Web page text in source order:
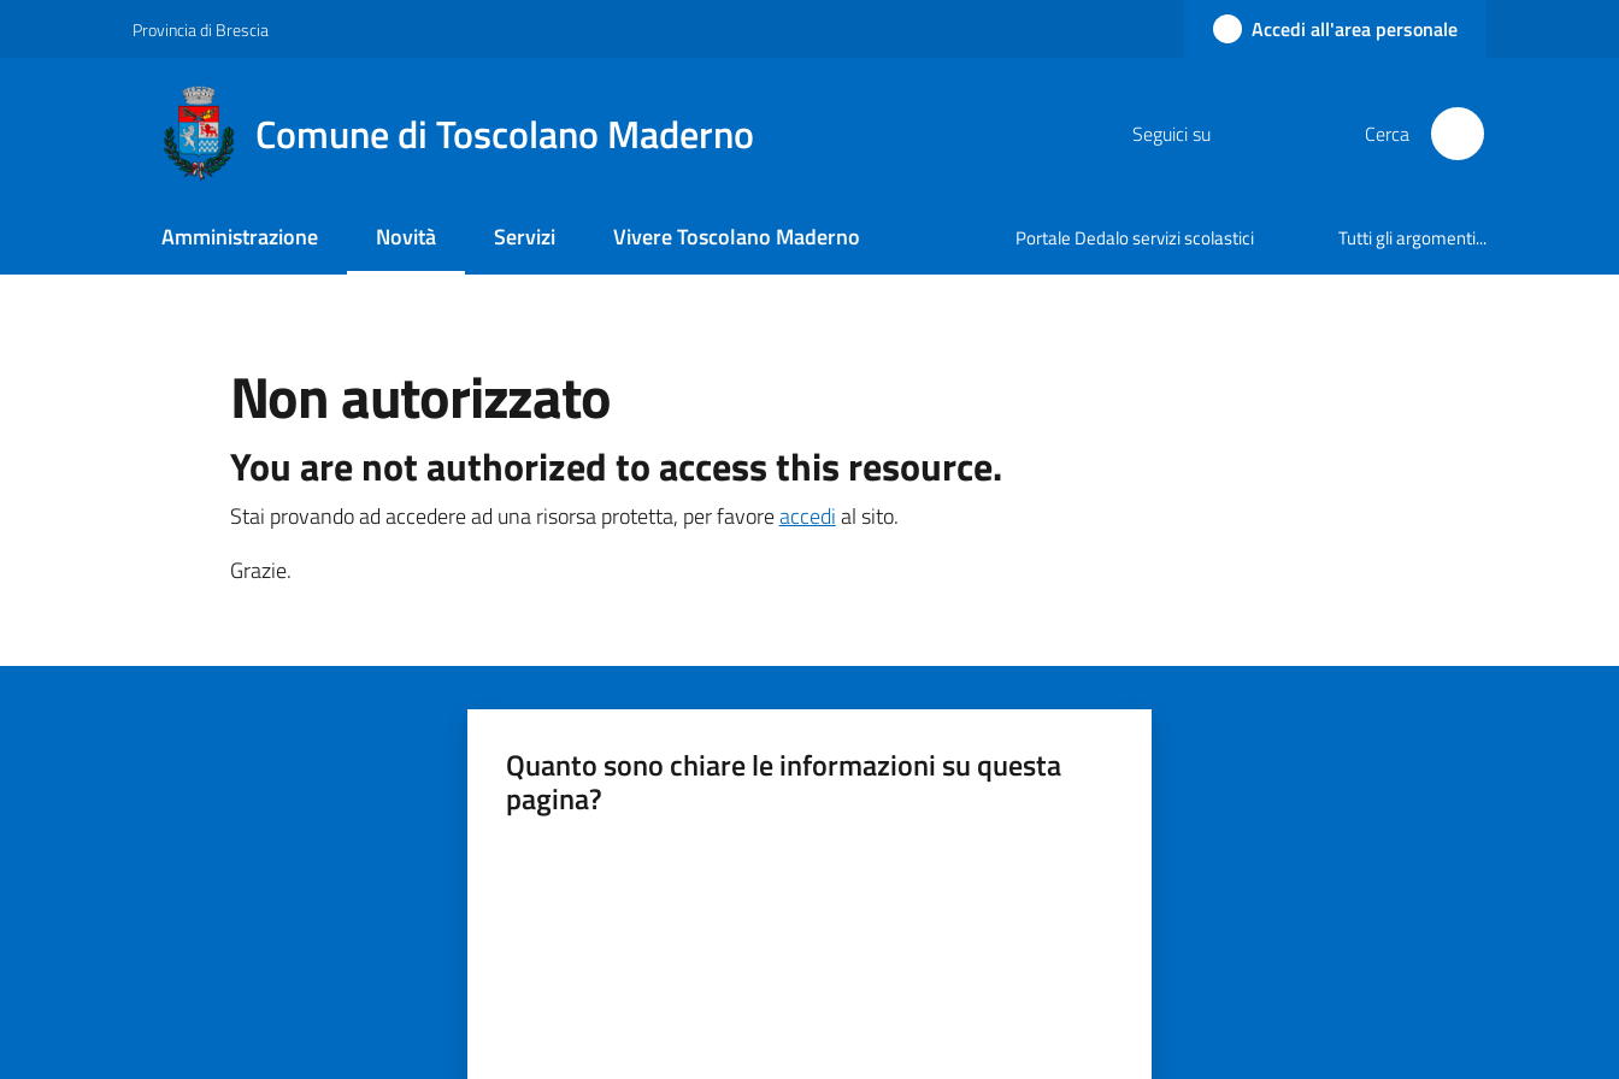
Provincia di Brescia Accedi all'area personale
Comune di Toscolano Maderno Seguici su Cerca
Amministrazione Novità
Menu selezionato
Servizi Vivere Toscolano Maderno Portale Dedalo servizi scolastici Tutti gli argomenti...
Non autorizzato
You are not authorized to access this resource.
Stai provando ad accedere ad una risorsa protetta, per favoreaccedial sito.
Grazie.
Quanto sono chiare le informazioni su questa
pagina?